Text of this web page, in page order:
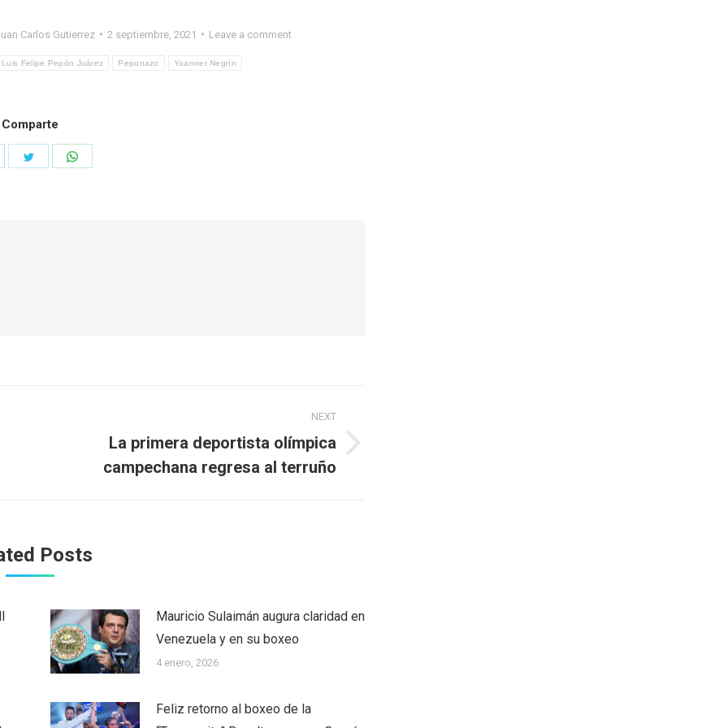
Carlos Gutierrez 2 septiembre, 2021 Leave a comment
Luis Felipe Pepón Juárez Peponazo Yoanner Negrín
Comparte
Share
NEXT
La primera deportista olímpica
campechana regresa al terruño
Posts
Mauricio Sulaimán augura claridad en
Venezuela y en su boxeo
4 enero, 2026
Feliz retorno al boxeo de la